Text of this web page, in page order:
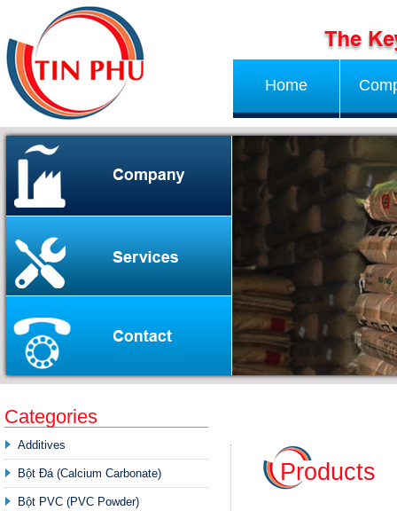
Home
Categories
Additives
Bột Đá (Calcium Carbonate)
Bột PVC (PVC Powder)
Products